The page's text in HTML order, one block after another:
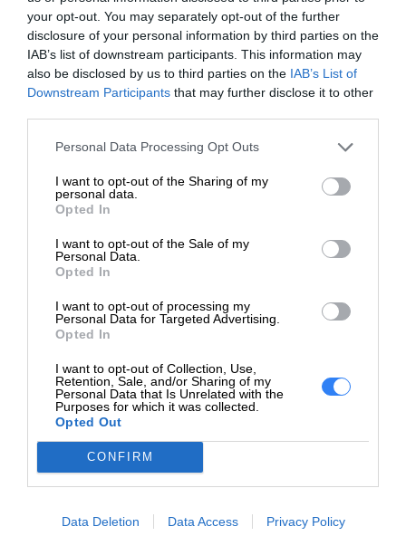
your opt-out. You may separately opt-out of the further
disclosure of your personal information by third parties on the
IAB’s list of downstream participants. This information may
also be disclosed by us to third parties on the IAB’s List of
Downstream Participants that may further disclose it to other
Personal Data Processing Opt Outs
I want to opt-out of the Sharing of my
personal data.
Opted In
I want to opt-out of the Sale of my
Personal Data.
Opted In
I want to opt-out of processing my
Personal Data for Targeted Advertising.
Opted In
I want to opt-out of Collection, Use,
Retention, Sale, and/or Sharing of my
Personal Data that Is Unrelated with the
Purposes for which it was collected.
Opted Out
CONFIRM
Data Deletion Data Access Privacy Policy
przecieranie, rozciąganie czy rozerwanie. Zastosowanie
nylonu pozwoli sprostać trudom codziennego
użytkowania.
zależności od konfiguracji oraz zmian występujących w
procesie produkcyjnym.
INFORMACJE HANDLOWE
Kod producenta
Dane
producenta
1 Dell Way
odpowiedzialny
00-189 Warszawa
https://dell.com
Pomoc
techniczna
knowledgebase